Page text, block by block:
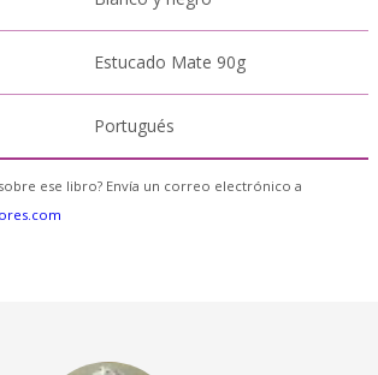
Estucado Mate 90g
Portugués
ese libro? Envía un correo electrónico a